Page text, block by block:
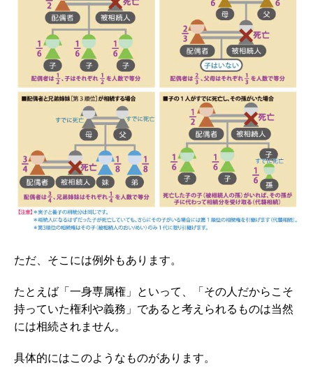
ただ、そこには例外もあります。
たとえば「一身専属権」といって、「その人だからこそ
持っていた権利や義務」であると考えられるものは当然
には相続されません。
具体的にはこのようなものがあります。